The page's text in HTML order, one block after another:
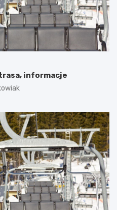
trasa, informacje